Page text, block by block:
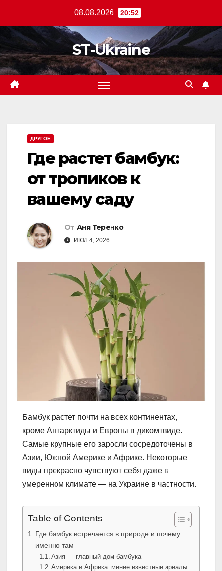
содержанию
08.08.2026 20:52
ST-Ukraine
ДРУГОЕ
Где растет бамбук:
от тропиков к
вашему саду
От Аня Теренко
ИЮЛ 4, 2026
Бамбук растет почти на всех континентах,
кроме Антарктиды и Европы в дикомтвиде.
Самые крупные его заросли сосредоточены в
Азии, Южной Америке и Африке. Некоторые
виды прекрасно чувствуют себя даже в
умеренном климате — на Украине в частности.
Table of Contents
Где бамбук встречается в природе и почему
именно там
Азия — главный дом бамбука
Америка и Африка: менее известные ареалы